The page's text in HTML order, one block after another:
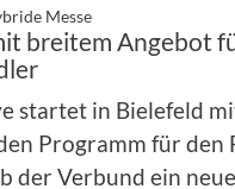
Messe
breitem Angebot
startet in Bielefeld
Programm für den
der Verbund ein